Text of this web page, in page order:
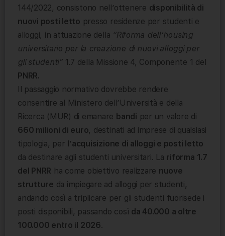
144/2022, consistono nell’ottenere disponibilità di
nuovi posti letto presso residenze per studenti e
alloggi, in attuazione della “Riforma dell’housing
universitario per la creazione di nuovi alloggi per
gli studenti” 1.7 della Missione 4, Componente 1 del
PNRR.
Il passaggio normativo dovrebbe rendere
consentire al Ministero dell’Università e della
Ricerca (MUR) di emanare bandi per un valore di
660 milioni di euro, destinati ad imprese di qualsiasi
tipologia, per l’acquisizione di alloggi e posti letto
da destinare agli studenti universitari. La riforma 1.7
del PNRR ha come obiettivo realizzare nuove
strutture da impiegare ad alloggi per studenti,
andando così a triplicare per gli studenti fuorisede i
posti disponibili, passando così da 40.000 a oltre
100.000 entro il 2026.